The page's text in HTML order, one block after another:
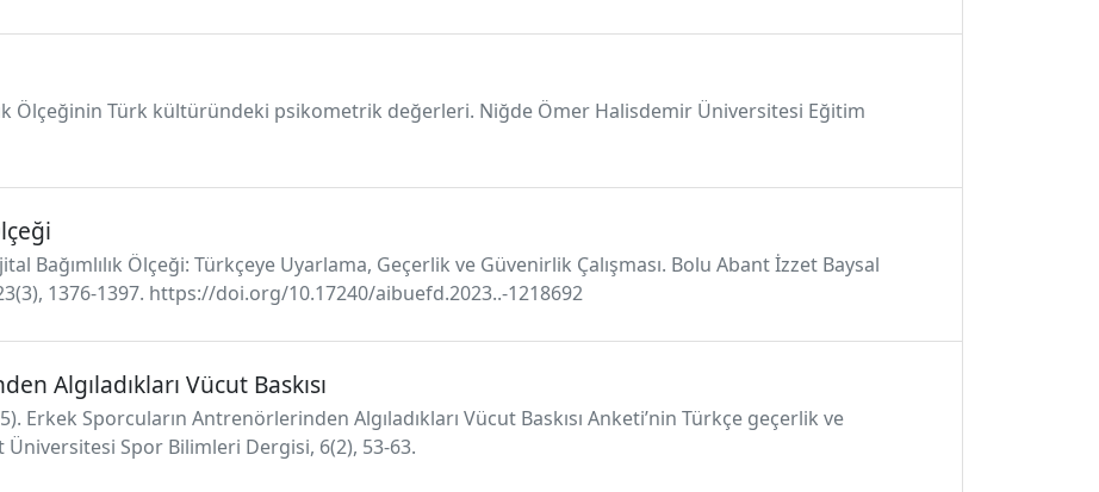
Ölçeğinin Türk kültüründeki psikometrik değerleri. Niğde Ömer Halisdemir Üniversitesi Eğitim
Bağımlılık Ölçeği: Türkçeye Uyarlama, Geçerlik ve Güvenirlik Çalışması. Bolu Abant İzzet Baysal
1376-1397. https://doi.org/10.17240/aibuefd.2023..-1218692
Algıladıkları Vücut Baskısı
Erkek Sporcuların Antrenörlerinden Algıladıkları Vücut Baskısı Anketi’nin Türkçe geçerlik ve
Üniversitesi Spor Bilimleri Dergisi, 6(2), 53-63.